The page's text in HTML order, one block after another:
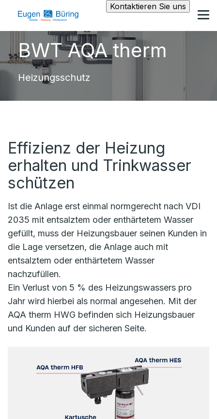
Kontaktieren Sie uns
BWT AQA therm
Heizungsschutz
Effizienz der Heizung
erhalten und Trinkwasser
schützen
Ist die Anlage erst einmal normgerecht nach VDI
2035 mit entsalztem oder enthärtetem Wasser
gefüllt, muss der Heizungsbauer seinen Kunden in
die Lage versetzen, die Anlage auch mit
entsalztem oder enthärtetem Wasser
nachzufüllen.
Ein Verlust von 5 % des Heizungswassers pro
Jahr wird hierbei als normal angesehen. Mit der
AQA therm HWG befinden sich Heizungsbauer
und Kunden auf der sicheren Seite.